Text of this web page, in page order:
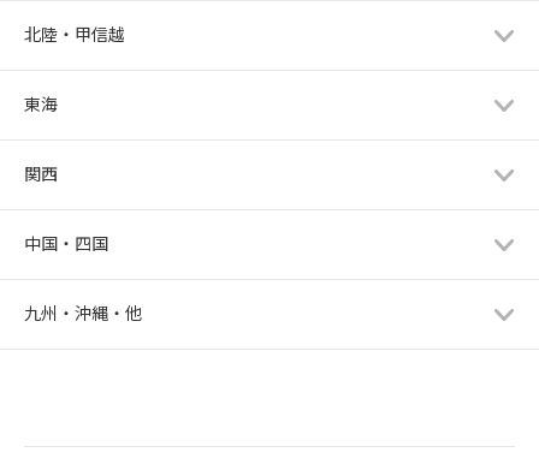
北陸・甲信越
東海
関西
中国・四国
九州・沖縄・他